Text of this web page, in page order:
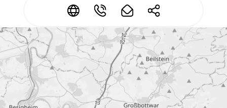
* * * *
Kontaktdaten ändern?